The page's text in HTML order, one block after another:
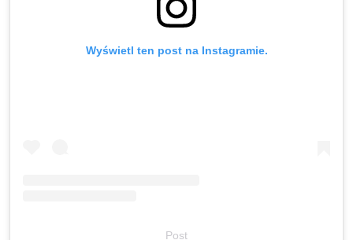
Wyświetl ten post na Instagramie.
Post